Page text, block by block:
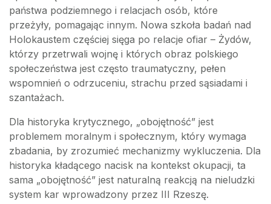
państwa podziemnego i relacjach osób, które
przeżyły, pomagając innym. Nowa szkoła badań nad
Holokaustem częściej sięga po relacje ofiar – Żydów,
którzy przetrwali wojnę i których obraz polskiego
społeczeństwa jest często traumatyczny, pełen
wspomnień o odrzuceniu, strachu przed sąsiadami i
szantażach.
Dla historyka krytycznego, „obojętność” jest
problemem moralnym i społecznym, który wymaga
zbadania, by zrozumieć mechanizmy wykluczenia. Dla
historyka kładącego nacisk na kontekst okupacji, ta
sama „obojętność” jest naturalną reakcją na nieludzki
system kar wprowadzony przez III Rzeszę.